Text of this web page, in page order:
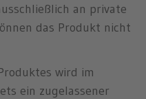
an private
das Produkt nicht
wird im
ein zugelassener